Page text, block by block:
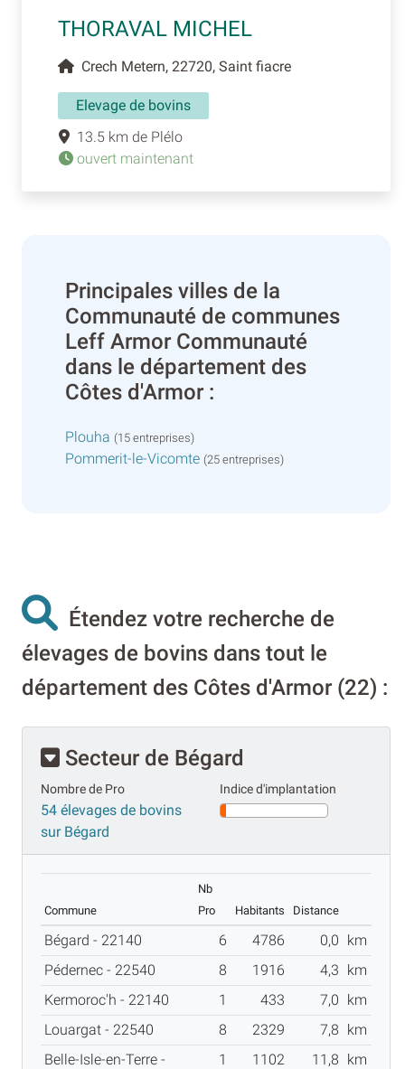
THORAVAL MICHEL
Crech Metern, 22720, Saint fiacre
Elevage de bovins
13.5 km de Plélo
ouvert maintenant
Principales villes de la
Communauté de communes
Leff Armor Communauté
dans le département des
Côtes d'Armor :
Plouha (15 entreprises)
Pommerit-le-Vicomte (25 entreprises)
Étendez votre recherche de
élevages de bovins dans tout le
département des Côtes d'Armor (22) :
Secteur de Bégard
Nombre de Pro
54 élevages de bovins
sur Bégard
Indice d'implantation
Commune
Nb
Pro
Habitants Distance
Bégard - 22140 6 4786 0,0 km
Pédernec - 22540
8 1916 4,3 km
Kermoroc'h - 22140
1 433 7,0 km
Louargat - 22540
8 2329 7,8 km
Belle-Isle-en-Terre -
1 1102 11,8 km